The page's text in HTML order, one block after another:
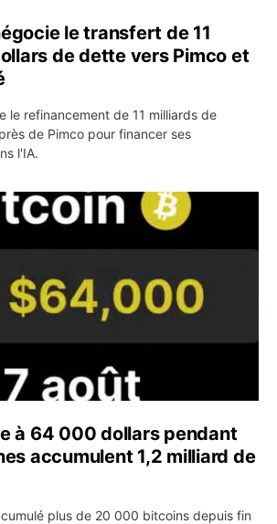
le transfert de 11
de dette vers Pimco et
le refinancement de 11 milliards de
de Pimco pour financer ses
l'IA.
64 000 dollars pendant que les
à 64 000 dollars pendant
accumulent 1,2 milliard de
plus de 20 000 bitcoins depuis fin